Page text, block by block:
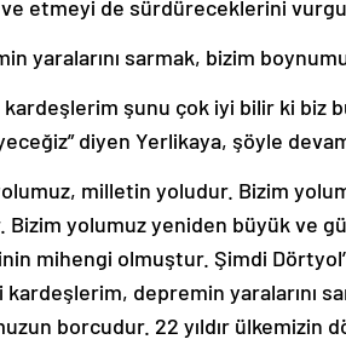
etmeyi de sürdüreceklerini
yaralarını sarmak, bizim
kardeşlerim şunu çok iyi bilir ki
diyen Yerlikaya, şöyle
milletin yoludur. Bizim
Bizim yolumuz yeniden büyük ve
mihengi olmuştur. Şimdi
kardeşlerim, depremin yaralarını
borcudur. 22 yıldır ülkemizin